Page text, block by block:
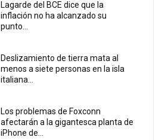
Lagarde del BCE dice que la
inflación no ha alcanzado su
punto...
Deslizamiento de tierra mata al
menos a siete personas en la isla
italiana...
Los problemas de Foxconn
afectarán a la gigantesca planta de
iPhone de...